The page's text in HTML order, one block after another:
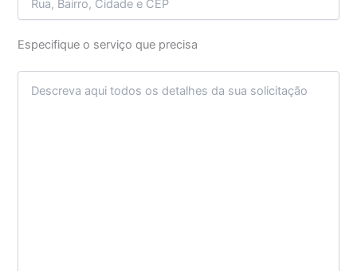
Especifique o serviço que precisa